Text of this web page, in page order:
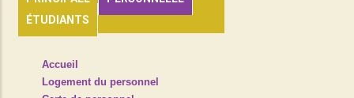
ÉTUDIANTS
HEADER
NAVIGATION
Accueil
Logement du personnel